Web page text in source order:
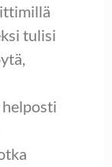
tulisi